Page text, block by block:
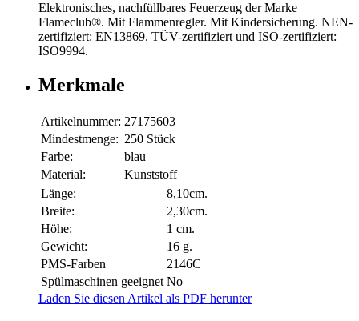
Elektronisches, nachfüllbares Feuerzeug der Marke
Flameclub®. Mit Flammenregler. Mit Kindersicherung. NEN-
zertifiziert: EN13869. TÜV-zertifiziert und ISO-zertifiziert:
ISO9994.
Merkmale
Artikelnummer: 27175603
Mindestmenge: 250 Stück
Farbe:
blau
Material:
Kunststoff
Länge:
8,10cm.
Breite:
2,30cm.
Höhe:
1 cm.
Gewicht:
16 g.
PMS-Farben
2146C
Spülmaschinen geeignet No
Laden Sie diesen Artikel als PDF herunter